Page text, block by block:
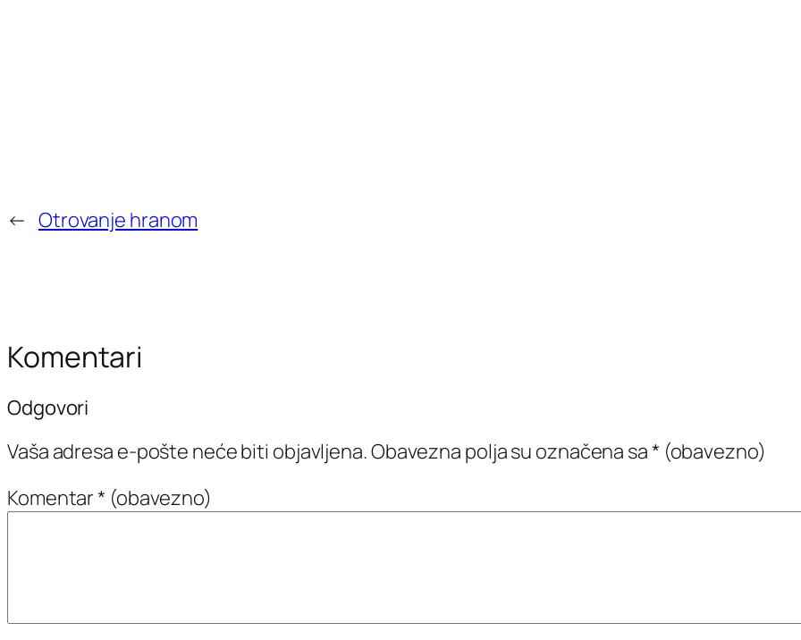
← Otrovanje hranom
Komentari
Odgovori
Vaša adresa e-pošte neće biti objavljena.Obavezna polja su označena sa* (obavezno)
Komentar* (obavezno)